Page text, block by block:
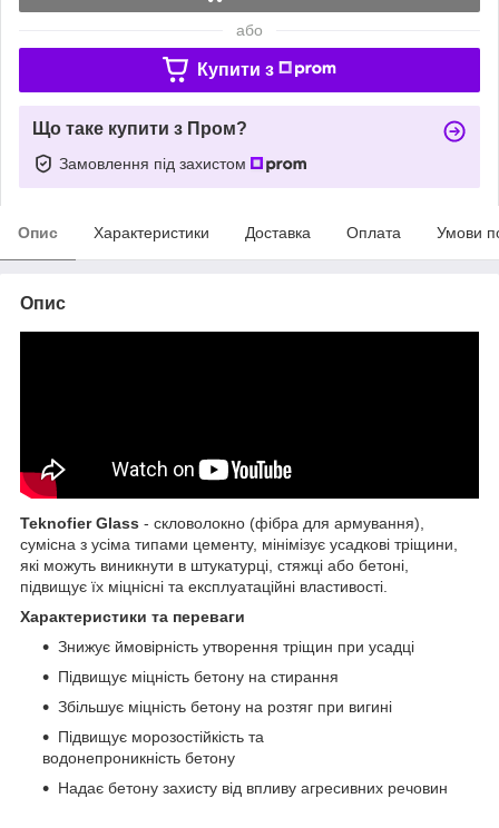
або
Купити з
Що таке купити з Пром?
Замовлення під захистом
Опис Характеристики Доставка Оплата Умови
Опис
Teknofier Glass - скловолокно (фібра для армування),
сумісна з усіма типами цементу, мінімізує усадкові тріщини,
які можуть виникнути в штукатурці, стяжці або бетоні,
підвищує їх міцнісні та експлуатаційні властивості.
Характеристики та переваги
Знижує ймовірність утворення тріщин при усадці
Підвищує міцність бетону на стирання
Збільшує міцність бетону на розтяг при вигині
Підвищує морозостійкість та
водонепроникність бетону
Надає бетону захисту від впливу агресивних речовин